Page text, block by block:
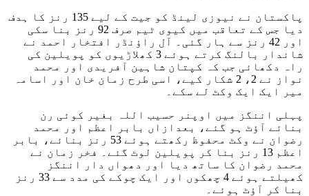
پاکستان نے نیوزی لینڈ کو جیت کے لیے 135 رنز کا ہدف
دیا جس کے تعاقب میں کیوی ٹیم صرف 92 رنز بنا سکی
اور 42 رنز سے ہار گئی۔ آل راؤنڈر افتخار احمد نے
شاندار بالنگ کرتے ہوئے 3 کھلاڑیوں کو پویلین کی
راہ دکھائی جب کہ کپتان شاہین آفریدی اور محمد
نواز نے 2، 2 شکار کیے، اسی طرح زمان خان اور اسامہ
میر ایک ایک وکٹ لے سکے۔
پہلی اننگز میں اوپنر حسیب اللہ بغیر کوئی رن
بنائے آؤٹ ہو گئے، بعدازاں بابر اعظم اور محمد
رضوان نے وکٹ محفوظ رکھتے ہوئے 53 رنز بنائے، بابر
اعظم 13 رنز بنا کر پویلین لوٹ گئے۔ فخر زمان نے
محمد رضوان کا ساتھ دیا اور دھواں دار اننگز
کھیلتے ہوئے 4 چھکوں اور ایک چوکے کی مدد سے 33 رنز
بنا کر آؤٹ ہوئے۔